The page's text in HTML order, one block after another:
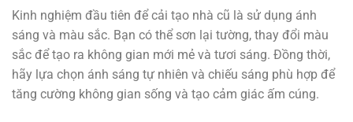
Kinh nghiệm đầu tiên để cải tạo nhà cũ là sử dụng ánh
sáng và màu sắc. Bạn có thể sơn lại tường, thay đổi màu
sắc để tạo ra không gian mới mẻ và tươi sáng. Đồng thời,
hãy lựa chọn ánh sáng tự nhiên và chiếu sáng phù hợp để
tăng cường không gian sống và tạo cảm giác ấm cúng.